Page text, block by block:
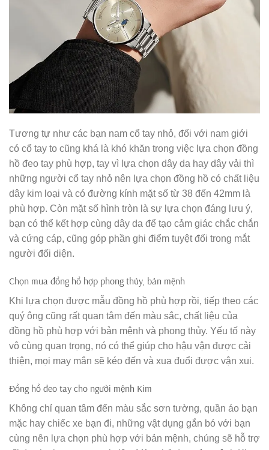
Tương tự như các bạn nam cổ tay nhỏ, đối với nam giới
có cổ tay to cũng khá là khó khăn trong việc lựa chọn đồng
hồ đeo tay phù hợp, tay vì lựa chọn dây da hay dây vải thì
những người cổ tay nhỏ nên lựa chọn đồng hồ có chất liệu
dây kim loại và có đường kính mặt số từ 38 đến 42mm là
phù hợp. Còn mặt số hình tròn là sự lựa chọn đáng lưu ý,
bạn có thể kết hợp cùng dây da để tạo cảm giác chắc chắn
và cứng cáp, cũng góp phần ghi điểm tuyệt đối trong mắt
người đối diện.
Chọn mua đồng hồ hợp phong thủy, bản mệnh
Khi lựa chọn được mẫu đồng hồ phù hợp rồi, tiếp theo các
quý ông cũng rất quan tâm đến màu sắc, chất liệu của
đồng hồ phù hợp với bản mệnh và phong thủy. Yếu tố này
vô cùng quan trọng, nó có thể giúp cho hậu vận được cải
thiện, mọi may mắn sẽ kéo đến và xua đuổi được vận xui.
Đồng hồ đeo tay cho người mệnh Kim
Không chỉ quan tâm đến màu sắc sơn tường, quần áo bạn
mặc hay chiếc xe bạn đi, những vật dụng gắn bó với bạn
cùng nên lựa chọn phù hợp với bản mệnh, chúng sẽ hỗ trợ